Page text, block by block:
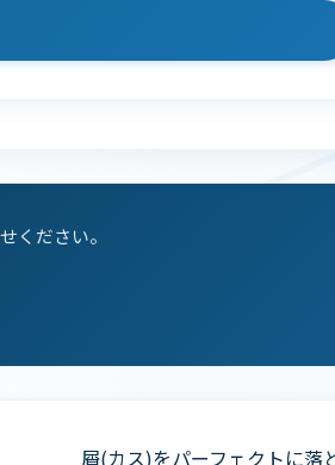
ください。
屑(カス)をパーフェクトに落